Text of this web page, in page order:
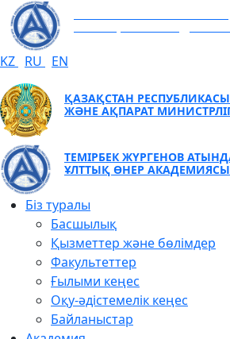
KZ RU EN
ҚАЗАҚСТАН
ЖӘНЕ АҚПАРАТ
ТЕМІРБЕК ЖҮРГЕНОВ
ҰЛТТЫҚ ӨНЕР АКАДЕМИЯСЫ
Біз туралы
Басшылық
Қызметтер және бөлімдер
Факультеттер
Ғылыми кеңес
Оқу-әдістемелік кеңес
Байланыстар